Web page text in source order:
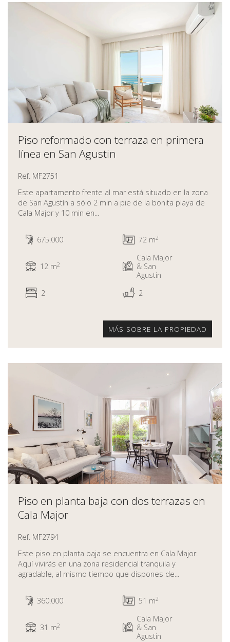
Piso reformado con terraza en primera
línea en San Agustin
Ref. MF2751
Este apartamento frente al mar está situado en la zona
de San Agustín a sólo 2 min a pie de la bonita playa de
Cala Major y 10 min en...
675.000 72 m2
12 m2
Cala Major
& San
Agustin
2
2
MÁS SOBRE LA PROPIEDAD
Piso en planta baja con dos terrazas en
Cala Major
Ref. MF2794
Este piso en planta baja se encuentra en Cala Major.
Aquí vivirás en una zona residencial tranquila y
agradable, al mismo tiempo que dispones de...
360.000 51 m2
31 m2
Cala Major
& San
Agustin